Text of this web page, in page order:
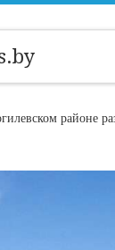
районе